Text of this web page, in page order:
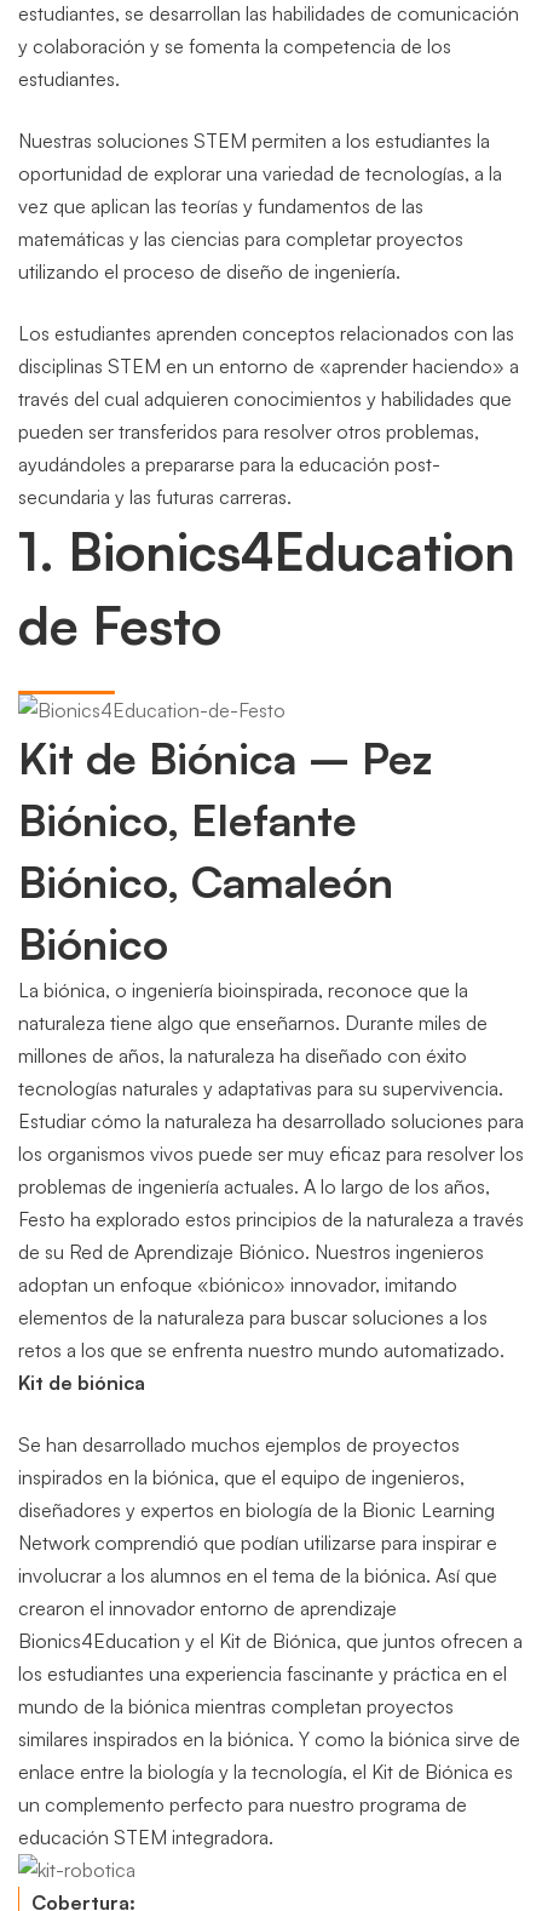
estudiantes, se desarrollan las habilidades de comunicación
y colaboración y se fomenta la competencia de los
estudiantes.
Nuestras soluciones STEM permiten a los estudiantes la
oportunidad de explorar una variedad de tecnologías, a la
vez que aplican las teorías y fundamentos de las
matemáticas y las ciencias para completar proyectos
utilizando el proceso de diseño de ingeniería.
Los estudiantes aprenden conceptos relacionados con las
disciplinas STEM en un entorno de «aprender haciendo» a
través del cual adquieren conocimientos y habilidades que
pueden ser transferidos para resolver otros problemas,
ayudándoles a prepararse para la educación post-
secundaria y las futuras carreras.
1. Bionics4Education
de Festo
Kit de Biónica – Pez
Biónico, Elefante
Biónico, Camaleón
Biónico
La biónica, o ingeniería bioinspirada, reconoce que la
naturaleza tiene algo que enseñarnos. Durante miles de
millones de años, la naturaleza ha diseñado con éxito
tecnologías naturales y adaptativas para su supervivencia.
Estudiar cómo la naturaleza ha desarrollado soluciones para
los organismos vivos puede ser muy eficaz para resolver los
problemas de ingeniería actuales. A lo largo de los años,
Festo ha explorado estos principios de la naturaleza a través
de su Red de Aprendizaje Biónico. Nuestros ingenieros
adoptan un enfoque «biónico» innovador, imitando
elementos de la naturaleza para buscar soluciones a los
retos a los que se enfrenta nuestro mundo automatizado.
Kit de biónica
Se han desarrollado muchos ejemplos de proyectos
inspirados en la biónica, que el equipo de ingenieros,
diseñadores y expertos en biología de la Bionic Learning
Network comprendió que podían utilizarse para inspirar e
involucrar a los alumnos en el tema de la biónica. Así que
crearon el innovador entorno de aprendizaje
Bionics4Education y el Kit de Biónica, que juntos ofrecen a
los estudiantes una experiencia fascinante y práctica en el
mundo de la biónica mientras completan proyectos
similares inspirados en la biónica. Y como la biónica sirve de
enlace entre la biología y la tecnología, el Kit de Biónica es
un complemento perfecto para nuestro programa de
educación STEM integradora.
Cobertura: